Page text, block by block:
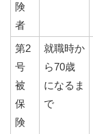
険
者
第2
号
被
保
険
就職時か
ら70歳
になるま
で